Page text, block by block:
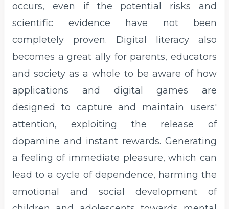
occurs, even if the potential risks and
scientific evidence have not been
completely proven. Digital literacy also
becomes a great ally for parents, educators
and society as a whole to be aware of how
applications and digital games are
designed to capture and maintain users'
attention, exploiting the release of
dopamine and instant rewards. Generating
a feeling of immediate pleasure, which can
lead to a cycle of dependence, harming the
emotional and social development of